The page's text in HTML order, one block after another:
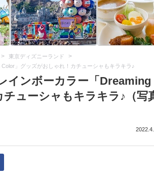
> 東京ディズニーランド >
」グッズがおしゃれ！カチューシャもキラキラ♪
インボーカラー「Dreaming
ューシャもキラキラ♪（写